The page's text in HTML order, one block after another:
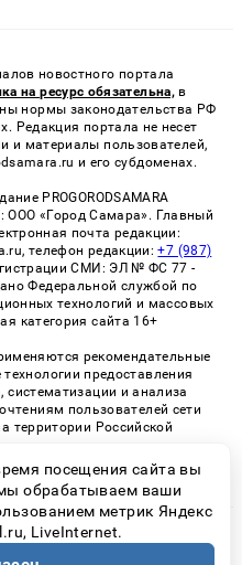
новостного портала
на ресурс обязательна, в
нормы законодательства РФ
Редакция портала не несет
и материалы пользователей,
и его субдоменах.
PROGORODSAMARA
«Город Самара». Главный
почта редакции:
телефон редакции:+7 (987)
СМИ: ЭЛ № ФС 77 -
Федеральной службой по
технологий и массовых
категория сайта 16+
рекомендательные
предоставления
и анализа
пользователей сети
территории Российской
рекомендательных
обменной сети
«СМИ2» (PDF)
| Все права защищены
посещения сайта вы
обрабатываем ваши
метрик Яндекс
LiveInternet.